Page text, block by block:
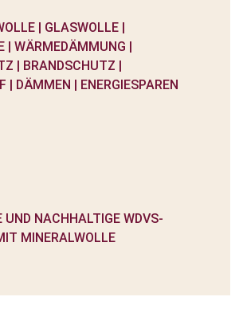
UND NACHHALTIGE WDVS-
MINERALWOLLE